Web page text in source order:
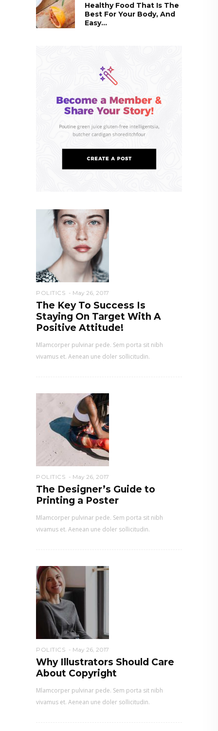
Healthy Food That Is The
Best For Your Body, And
Easy...
POLITICS May 26, 2017
The Key To Success Is
Staying On Target With A
Positive Attitude!
Mlamcorper pulvinar pede. Sem porta sit nibh
vivamus et. Aenean une doler sollicitudin.
POLITICS May 26, 2017
The Designer’s Guide to
Printing a Poster
Mlamcorper pulvinar pede. Sem porta sit nibh
vivamus et. Aenean une doler sollicitudin.
POLITICS May 26, 2017
Why Illustrators Should Care
About Copyright
Mlamcorper pulvinar pede. Sem porta sit nibh
vivamus et. Aenean une doler sollicitudin.